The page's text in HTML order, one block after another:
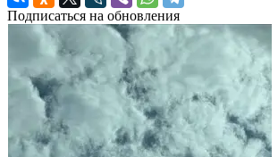
Подписаться на обновления